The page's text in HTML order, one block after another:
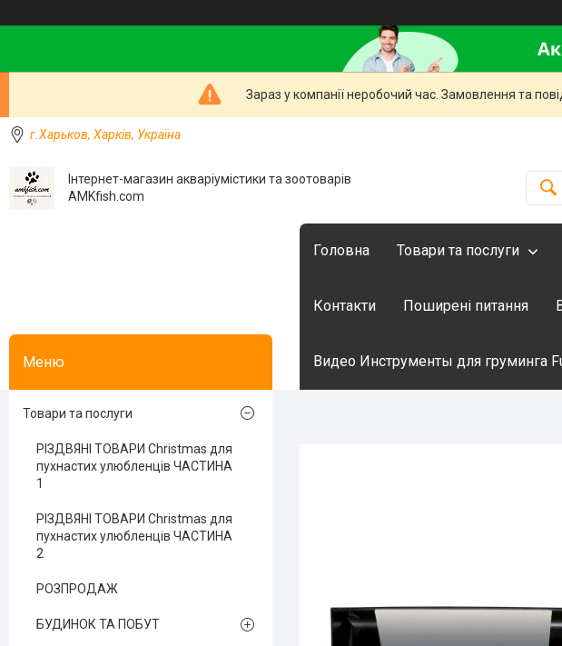
Зараз у компанії неробочий час. Замовлення та
г.Харьков, Харків, Україна
Інтернет-магазин акваріумістики та зоотоварів
AMKfish.com
Головна Товари та послуги
Контакти Поширені питання
Видео Инструменты для груминга
Товари та послуги
РІЗДВЯНІ ТОВАРИ Christmas для
пухнастих улюбленців ЧАСТИНА
1
РІЗДВЯНІ ТОВАРИ Christmas для
пухнастих улюбленців ЧАСТИНА
2
РОЗПРОДАЖ
БУДИНОК ТА ПОБУТ